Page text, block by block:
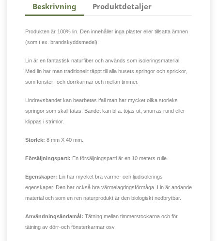
Beskrivning Produktdetaljer
Produkten är 100% lin. Den innehåller inga plaster eller tillsatta ämnen
(som t.ex. brandskyddsmedel).
Lin är en fantastisk naturfiber och används som isoleringsmaterial.
Med lin har man traditionellt täppt till alla husets springor och sprickor,
som fönster- och dörrkarmar och mellan timmer.
Lindrevsbandet kan bearbetas ifall man har mycket olika storleks
springor som skall tätas. Bandet kan bl.a. töjas ut, snurras rund eller
klippas i strimlor.
Storlek: 8 mm X 40 mm.
Försäljningsparti: En försäljningsparti är en 10 meters rulle.
Egenskaper: Lin har mycket bra värme- och ljudisolerings
egenskaper. Den har också bra värmelagringsförmåga. Lin är andande
material och som en ren naturprodukt är den biologiskt nedbrytbar.
Användningsändamål: Tätning mellan timmerstockarna och för
tätning av dörr-och fönsterkarmar osv.